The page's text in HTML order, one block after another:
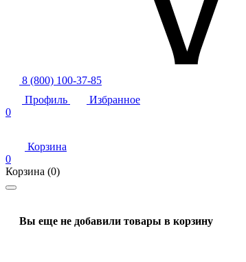
8 (800) 100-37-85
Профиль
Избранное
0
Корзина
0
Корзина (0)
Вы еще не добавили товары в корзину